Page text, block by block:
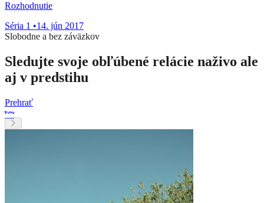
Rozhodnutie
Séria 1 •14. jún 2017
Slobodne a bez záväzkov
Sledujte svoje obľúbené relácie naživo ale
aj v predstihu
Prehrať